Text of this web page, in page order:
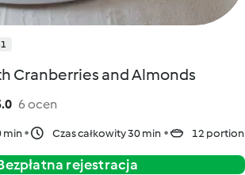
Cranberries and Almonds
6 ocen
min Czas całkowity 30 min 12 portion
rejestracja